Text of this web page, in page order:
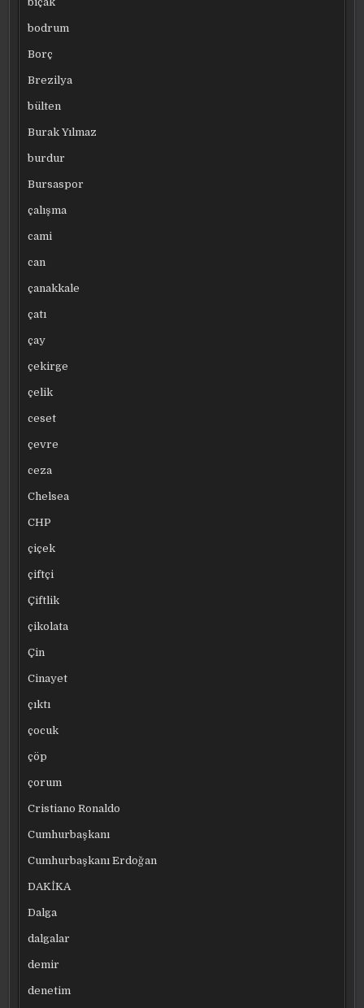
bodrum
Borç
Brezilya
bülten
Burak Yılmaz
burdur
Bursaspor
çalışma
cami
can
çanakkale
çatı
çay
çekirge
çelik
ceset
çevre
ceza
Chelsea
CHP
çiçek
çiftçi
Çiftlik
çikolata
Çin
Cinayet
çıktı
çocuk
çöp
çorum
Cristiano Ronaldo
Cumhurbaşkanı
Cumhurbaşkanı Erdoğan
DAKİKA
Dalga
dalgalar
demir
denetim